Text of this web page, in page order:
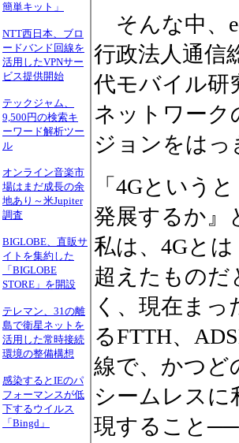
簡単キット」
NTT西日本、ブロ
ードバンド回線を
活用したVPNサー
ビス提供開始
テックジャム、
9,500円の検索キ
ーワード解析ツー
ル
オンライン音楽市
場はまだ成長の余
地あり～米Jupiter
調査
BIGLOBE、直販サ
イトを集約した
「BIGLOBE
STORE」を開設
テレマン、31の離
島で衛星ネットを
活用した常時接続
環境の整備構想
感染するとIEのパ
フォーマンスが低
下するウイルス
「Bingd」
そんな中、
行政法人通信
代モバイル研
ネットワーク
ジョンをは
「4Gという
発展するか』
私は、4Gと
超えたものだ
く、現在ま
るFTTH、
線で、かつど
シームレスに
現すること